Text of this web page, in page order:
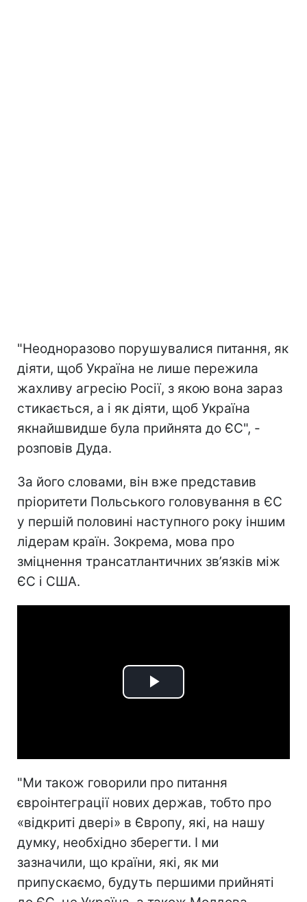
"Неодноразово порушувалися питання, як
діяти, щоб Україна не лише пережила
жахливу агресію Росії, з якою вона зараз
стикається, а і як діяти, щоб Україна
якнайшвидше була прийнята до ЄС", -
розповів Дуда.
За його словами, він вже представив
пріоритети Польського головування в ЄС
у першій половині наступного року іншим
лідерам країн. Зокрема, мова про
зміцнення трансатлантичних зв’язків між
ЄС і США.
Play
"Ми також говорили про питання
євроінтеграції нових держав, тобто про
«відкриті двері» в Європу, які, на нашу
думку, необхідно зберегти. І ми
зазначили, що країни, які, як ми
припускаємо, будуть першими прийняті